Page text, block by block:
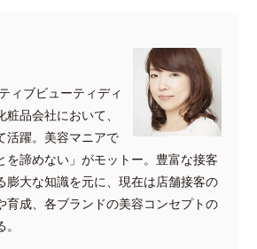
ィブビューティディ
品会社において、
活躍。美容マニアで
を諦めない」がモットー。豊富な接客
膨大な知識を元に、現在は店舗接客の
育成、各ブランドの美容コンセプトの